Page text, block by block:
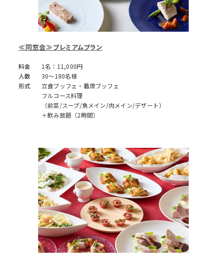
≪同窓会≫プレミアムプラン
料金
1名：11,000円
人数
30～180名様
形式
立食ブッフェ・着席ブッフェ
フルコース料理
（前菜/スープ/魚メイン/肉メイン/デザート）
＋飲み放題（2時間）